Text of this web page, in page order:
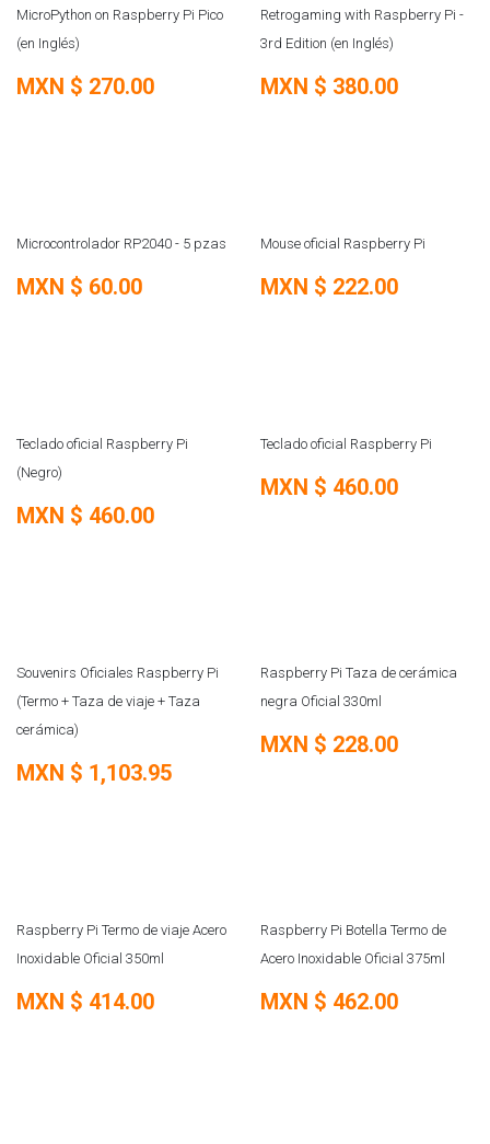
ÚLTIMAS PIEZAS
MicroPython on Raspberry Pi Pico
(en Inglés)
MXN $ 270.00
Retrogaming with Raspberry Pi -
3rd Edition (en Inglés)
MXN $ 380.00
Microcontrolador RP2040 - 5 pzas
MXN $ 60.00
Mouse oficial Raspberry Pi
MXN $ 222.00
Teclado oficial Raspberry Pi
(Negro)
MXN $ 460.00
AGOTADO
Teclado oficial Raspberry Pi
MXN $ 460.00
Souvenirs Oficiales Raspberry Pi
(Termo + Taza de viaje + Taza
cerámica)
MXN $ 1,103.95
Raspberry Pi Taza de cerámica
negra Oficial 330ml
MXN $ 228.00
Raspberry Pi Termo de viaje Acero
Inoxidable Oficial 350ml
MXN $ 414.00
Raspberry Pi Botella Termo de
Acero Inoxidable Oficial 375ml
MXN $ 462.00